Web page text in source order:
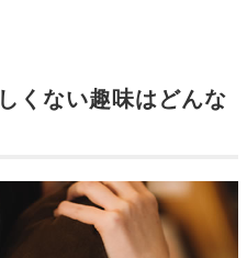
くない趣味はどんな